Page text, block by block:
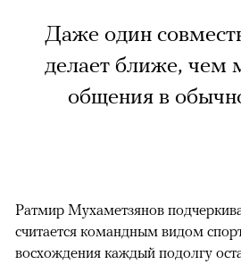
Даже один
делает ближе, чем
общения в
Ратмир Мухаметзянов
считается командным видом
восхождения каждый подолгу